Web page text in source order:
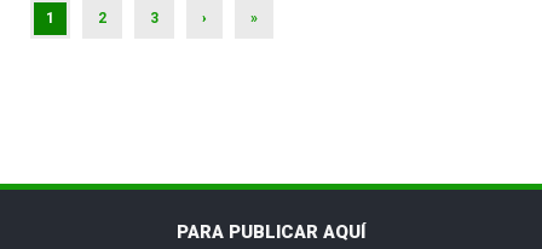
1 (CURRENT)
2 3 › »
PARA PUBLICAR AQUÍ